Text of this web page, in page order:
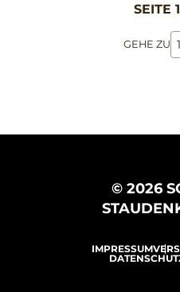
SEITE
GEHE ZU
© 2026
IMPRESSUM